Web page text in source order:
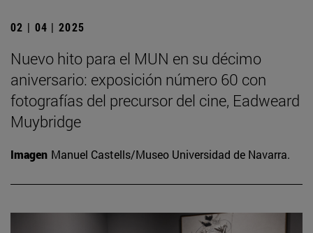
02 | 04 | 2025
Nuevo hito para el MUN en su décimo
aniversario: exposición número 60 con
fotografías del precursor del cine, Eadweard
Muybridge
Imagen Manuel Castells/Museo Universidad de Navarra.